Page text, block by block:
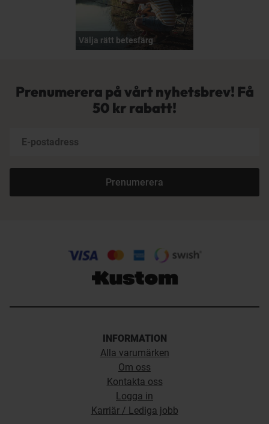
Välja rätt betesfärg
Prenumerera på vårt nyhetsbrev! Få
50 kr rabatt!
Prenumerera
INFORMATION
Alla varumärken
Om oss
Kontakta oss
Logga in
Karriär / Lediga jobb